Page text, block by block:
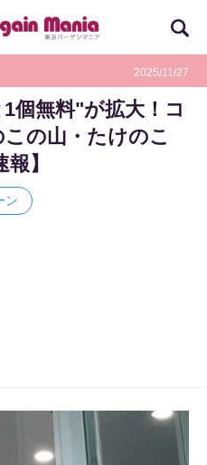
2025/11/27
個無料"が拡大！コ
の山・たけのこ
】
ン